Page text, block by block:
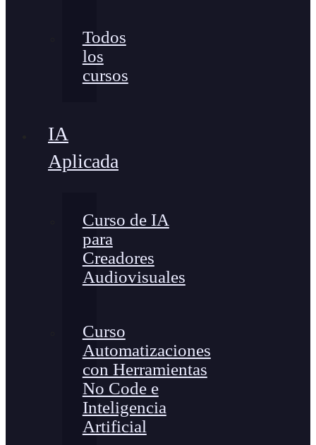
Todos
los
cursos
IA
Aplicada
Curso de IA
para
Creadores
Audiovisuales
Curso
Automatizaciones
con Herramientas
No Code e
Inteligencia
Artificial